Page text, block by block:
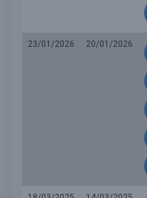
23/01/2026
20/01/2026